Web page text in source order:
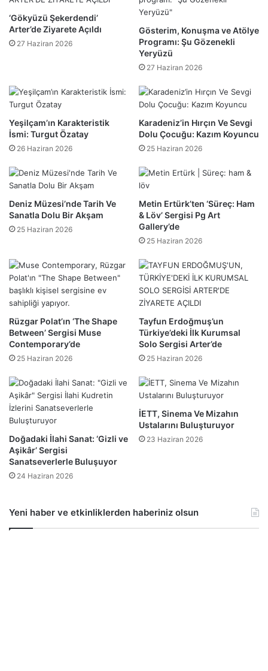
‘Gökyüzü Şekerdendi’
Arter’de Ziyarete Açıldı
27 Haziran 2026
Gösterim, Konuşma ve Atölye
Programı: Şu Gözenekli
Yeryüzü
27 Haziran 2026
​Yeşilçam’ın Karakteristik
İsmi: Turgut Özatay
26 Haziran 2026
Karadeniz’in Hırçın Ve Sevgi
Dolu Çocuğu: Kazım Koyuncu
25 Haziran 2026
Deniz Müzesi’nde Tarih Ve
Sanatla Dolu Bir Akşam
25 Haziran 2026
Metin Ertürk’ten ‘Süreç: Ham
& Löv’ Sergisi Pg Art
Gallery’de
25 Haziran 2026
Rüzgar Polat’ın ‘The Shape
Between’ Sergisi Muse
Contemporary’de
25 Haziran 2026
Tayfun Erdoğmuş’un
Türkiye’deki İlk Kurumsal
Solo Sergisi Arter’de
25 Haziran 2026
Doğadaki İlahi Sanat: ‘Gizli ve
Aşikâr’ Sergisi
Sanatseverlerle Buluşuyor
24 Haziran 2026
İETT, Sinema Ve Mizahın
Ustalarını Buluşturuyor
23 Haziran 2026
Yeni haber ve etkinliklerden haberiniz olsun